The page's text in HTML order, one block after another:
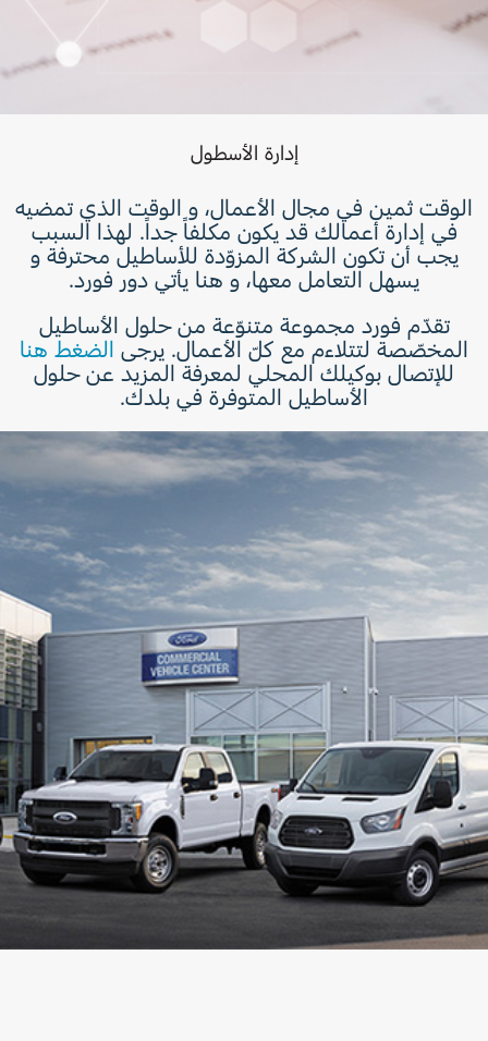
إدارة الأسطول
الوقت ثمين في مجال الأعمال، و الوقت الذي تمضيه
في إدارة أعمالك قد يكون مكلفاً جداً. لهذا السبب
يجب أن تكون الشركة المزوّدة للأساطيل محترفة و
يسهل التعامل معها، و هنا يأتي دور فورد.
تقدّم فورد مجموعة متنوّعة من حلول الأساطيل
المخصّصة لتتلاءم مع كلّ الأعمال. يرجى الضغط هنا
للإتصال بوكيلك المحلي لمعرفة المزيد عن حلول
الأساطيل المتوفرة في بلدك.